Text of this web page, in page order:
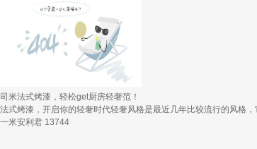
司米法式烤漆，轻松get厨房轻奢范！
法式烤漆，开启你的轻奢时代轻奢风格是最近几年比较流行的风格
一米安利君 13744